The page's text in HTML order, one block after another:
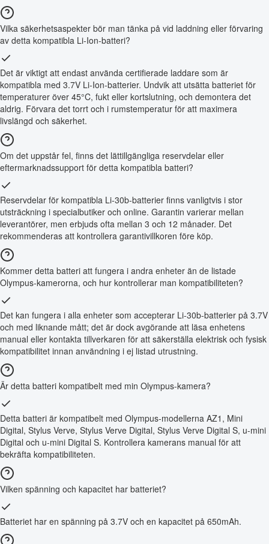
Vilka säkerhetsaspekter bör man tänka på vid laddning eller förvaring
av detta kompatibla Li-Ion-batteri?
Det är viktigt att endast använda certifierade laddare som är
kompatibla med 3.7V Li-Ion-batterier. Undvik att utsätta batteriet för
temperaturer över 45°C, fukt eller kortslutning, och demontera det
aldrig. Förvara det torrt och i rumstemperatur för att maximera
livslängd och säkerhet.
Om det uppstår fel, finns det lättillgängliga reservdelar eller
eftermarknadssupport för detta kompatibla batteri?
Reservdelar för kompatibla Li-30b-batterier finns vanligtvis i stor
utsträckning i specialbutiker och online. Garantin varierar mellan
leverantörer, men erbjuds ofta mellan 3 och 12 månader. Det
rekommenderas att kontrollera garantivillkoren före köp.
Kommer detta batteri att fungera i andra enheter än de listade
Olympus-kamerorna, och hur kontrollerar man kompatibiliteten?
Det kan fungera i alla enheter som accepterar Li-30b-batterier på 3.7V
och med liknande mått; det är dock avgörande att läsa enhetens
manual eller kontakta tillverkaren för att säkerställa elektrisk och fysisk
kompatibilitet innan användning i ej listad utrustning.
Är detta batteri kompatibelt med min Olympus-kamera?
Detta batteri är kompatibelt med Olympus-modellerna AZ1, Mini
Digital, Stylus Verve, Stylus Verve Digital, Stylus Verve Digital S, u-mini
Digital och u-mini Digital S. Kontrollera kamerans manual för att
bekräfta kompatibiliteten.
Vilken spänning och kapacitet har batteriet?
Batteriet har en spänning på 3.7V och en kapacitet på 650mAh.